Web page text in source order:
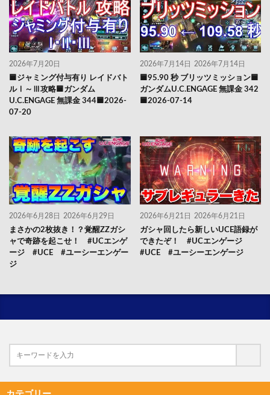
2026年7月20日
🟦ジャミング付与有り レイドバト
ルⅠ～Ⅲ攻略🟦ガンダム
U.C.ENGAGE 無課金 344🟦2026-
07-20
2026年7月14日 2026年7月14日
🟦95.90 秒 ブリッツミッション🟦
ガンダムU.C.ENGAGE 無課金 342
🟦2026-07-14
2026年6月28日 2026年6月29日
まさかの2枚抜き！？覚醒ZZガシ
ャで奇跡を起こせ！ #UCエンゲ
ージ #UCE #ユーシーエンゲー
ジ
2026年6月21日 2026年6月21日
ガシャ回したら新しいUCE語録が
できたぞ！ #UCエンゲージ
#UCE #ユーシーエンゲージ